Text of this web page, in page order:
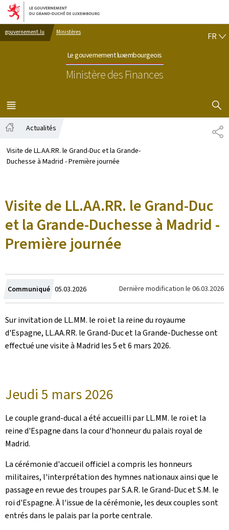
Aller au menu principal
Aller au contenu
gouvernement.lu Ministères
Le gouvernement luxembourgeois
Ministère des Finances
FR
MENU
PRINCIPAL
Actualités
Visite de LL.AA.RR. le Grand-Duc et la Grande-
Duchesse à Madrid - Première journée
Visite de LL.AA.RR. le Grand-Duc
et la Grande-Duchesse à Madrid -
Première journée
Communiqué Crée
le
05.03.2026 Dernière modification le 06.03.2026
Sur invitation de LL.MM. le roi et la reine du royaume
d'Espagne, LL.AA.RR. le Grand-Duc et la Grande-Duchesse ont
effectué une visite à Madrid les 5 et 6 mars 2026.
Jeudi 5 mars 2026
Le couple grand-ducal a été accueilli par LL.MM. le roi et la
reine d'Espagne dans la cour d'honneur du palais royal de
Madrid.
La cérémonie d'accueil officiel a compris les honneurs
militaires, l'interprétation des hymnes nationaux ainsi que le
passage en revue des troupes par S.A.R. le Grand-Duc et S.M. le
roi d'Espagne. À l'issue de la cérémonie, les deux couples sont
entrés dans le palais par la porte centrale.